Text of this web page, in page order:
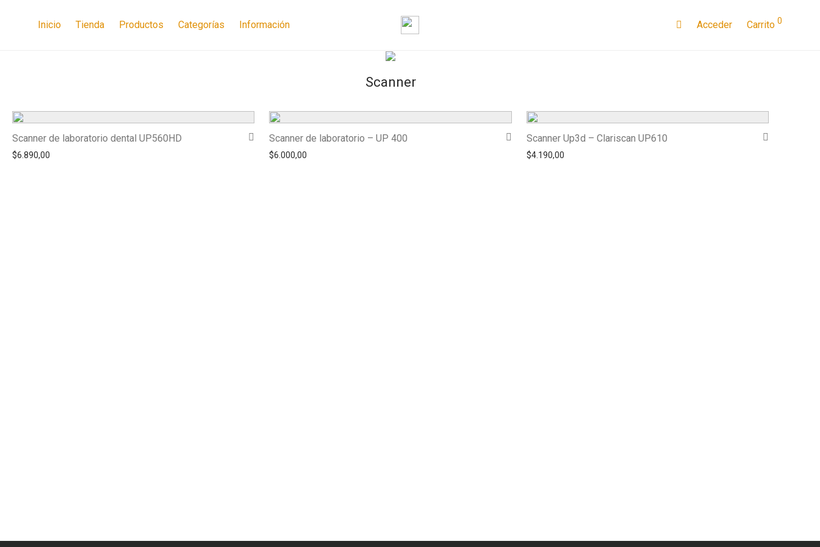
Inicio Tienda Productos Categorías Información Acceder Carrito 0
Scanner
Scanner de laboratorio dental UP560HD
$6.890,00
Scanner de laboratorio – UP 400
$6.000,00
Scanner Up3d – Clariscan UP610
$4.190,00